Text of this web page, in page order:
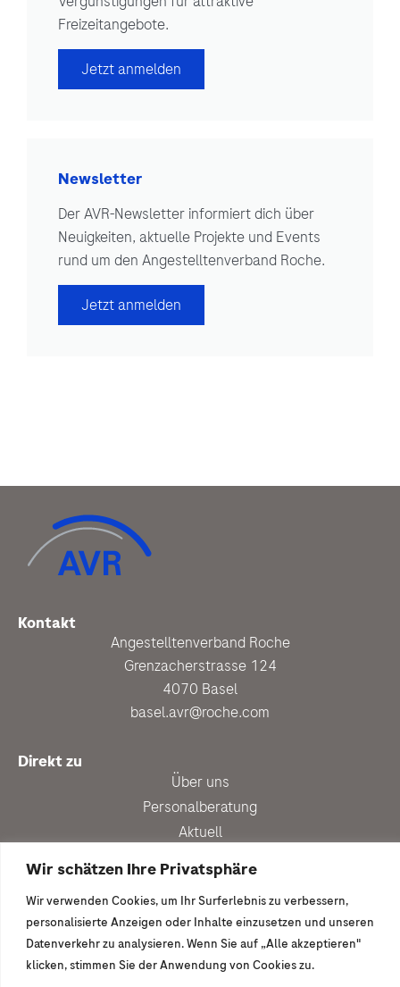
Wir schätzen Ihre Privatsphäre
Wir verwenden Cookies, um Ihr Surferlebnis zu verbessern,
personalisierte Anzeigen oder Inhalte einzusetzen und unseren
Datenverkehr zu analysieren. Wenn Sie auf „Alle akzeptieren"
klicken, stimmen Sie der Anwendung von Cookies zu.
Freizeitangebote.
Jetzt anmelden
Newsletter
Der AVR-Newsletter informiert dich über
Neuigkeiten, aktuelle Projekte und Events
rund um den Angestelltenverband Roche.
Jetzt anmelden
Kontakt
Angestelltenverband Roche
Grenzacherstrasse 124
4070 Basel
basel.avr@roche.com
Direkt zu
Über uns
Personalberatung
Aktuell
Newsletter anmelden
Ich wäre gern dabei
Mitglied werden